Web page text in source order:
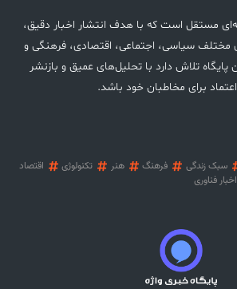
مستقل است که با هدف انتشار اخبار دقیق،
مختلف سیاسی، اجتماعی، اقتصادی، فرهنگی و
تلاش دارد با تحلیل‌های عمیق و بازنشر
برای مخاطبان خود باشد.
سبک زندگی فرهنگ هنر تکنولوژی
اقتصاد
اخبار فناوری